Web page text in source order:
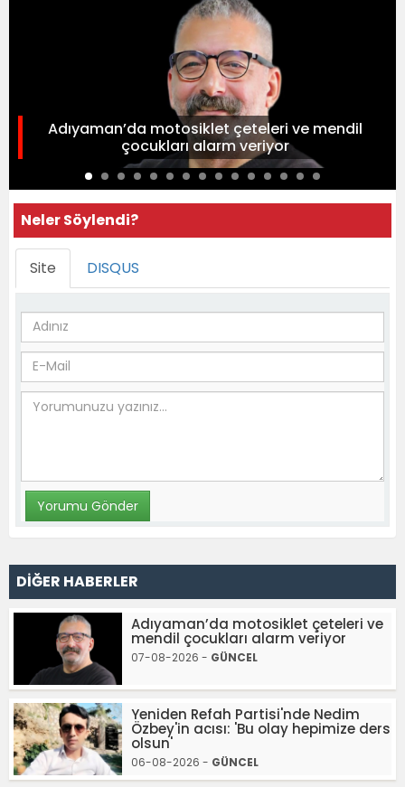
Adıyaman’da motosiklet çeteleri ve mendil
çocukları alarm veriyor
Neler Söylendi?
Site DISQUS
DİĞER HABERLER
Adıyaman’da motosiklet çeteleri ve
mendil çocukları alarm veriyor
07-08-2026 - GÜNCEL
Yeniden Refah Partisi'nde Nedim
Özbey'in acısı: 'Bu olay hepimize ders
olsun'
06-08-2026 - GÜNCEL